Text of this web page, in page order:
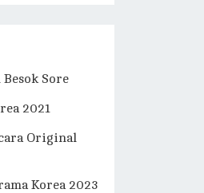
Sore
2021
Original
Korea 2023